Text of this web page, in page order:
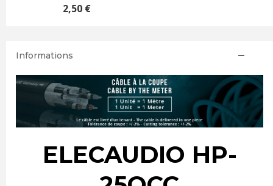
2,50 €
Informations
ELECAUDIO HP-